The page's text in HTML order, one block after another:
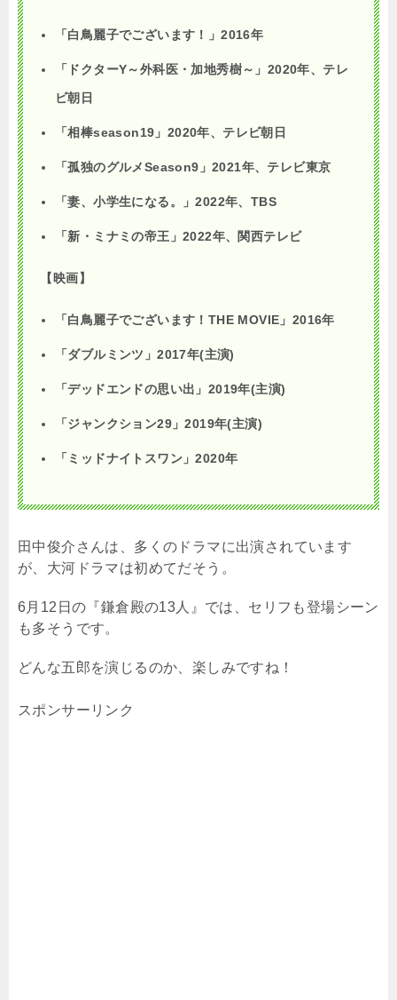
「白鳥麗子でございます！」2016年
「ドクターY～外科医・加地秀樹～」 2020年、テレ
ビ朝日
「相棒season19 」 2020年、テレビ朝日
「孤独のグルメSeason9 」2021年、テレビ東京
「妻、小学生になる。」2022年、 TBS
「新・ミナミの帝王」 2022年、関西テレビ
【映画】
「白鳥麗子でございます！THE MOVIE」2016年
「ダブルミンツ」2017年(主演)
「デッドエンドの思い出」 2019年(主演)
「ジャンクション29 」2019年(主演)
「ミッドナイトスワン」2020年
田中俊介さんは、多くのドラマに出演されています
が、大河ドラマは初めてだそう。
6月 12 日の『鎌倉殿の13 人』では、セリフも登場シーン
も多そうです。
どんな五郎を演じるのか、楽しみですね！
スポンサーリンク